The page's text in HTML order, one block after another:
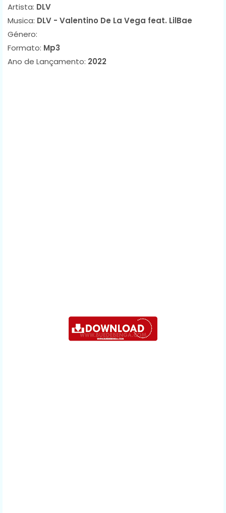
Artista: DLV
Musica: DLV - Valentino De La Vega feat. LilBae
Género:
Formato: Mp3
Ano de Lançamento: 2022